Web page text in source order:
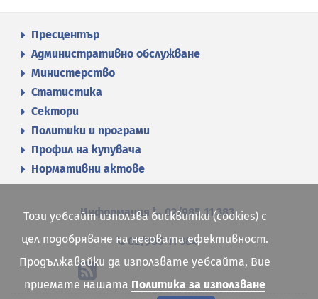
Пресцентър
Административно обслужване
Министерство
Статистика
Сектори
Политики и програми
Профил на купувача
Нормативни актове
Информация 02/985 11 383
02/985 11 384
Този уебсайт използва бисквитки (cookies) с
цел подобряване на неговата ефективност.
Продължавайки да използвате уебсайта, Вие
приемате нашата Политика за използване